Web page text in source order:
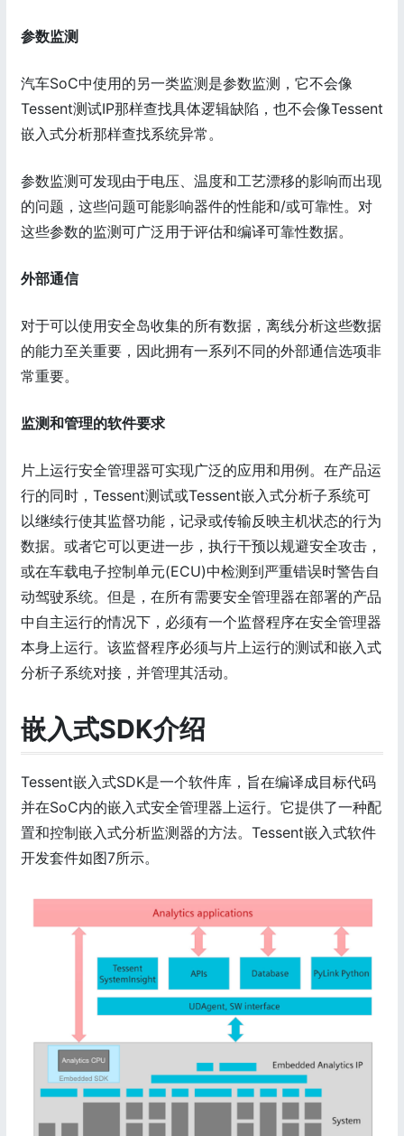
参数监测
汽车SoC中使用的另一类监测是参数监测，它不会像
Tessent测试IP那样查找具体逻辑缺陷，也不会像Tessent
嵌入式分析那样查找系统异常。
参数监测可发现由于电压、温度和工艺漂移的影响而出现
的问题，这些问题可能影响器件的性能和/或可靠性。对
这些参数的监测可广泛用于评估和编译可靠性数据。
外部通信
对于可以使用安全岛收集的所有数据，离线分析这些数据
的能力至关重要，因此拥有一系列不同的外部通信选项非
常重要。
监测和管理的软件要求
片上运行安全管理器可实现广泛的应用和用例。在产品运
行的同时，Tessent测试或Tessent嵌入式分析子系统可
以继续行使其监督功能，记录或传输反映主机状态的行为
数据。或者它可以更进一步，执行干预以规避安全攻击，
或在车载电子控制单元(ECU)中检测到严重错误时警告自
动驾驶系统。但是，在所有需要安全管理器在部署的产品
中自主运行的情况下，必须有一个监督程序在安全管理器
本身上运行。该监督程序必须与片上运行的测试和嵌入式
分析子系统对接，并管理其活动。
嵌入式SDK介绍
Tessent嵌入式SDK是一个软件库，旨在编译成目标代码
并在SoC内的嵌入式安全管理器上运行。它提供了一种配
置和控制嵌入式分析监测器的方法。Tessent嵌入式软件
开发套件如图7所示。